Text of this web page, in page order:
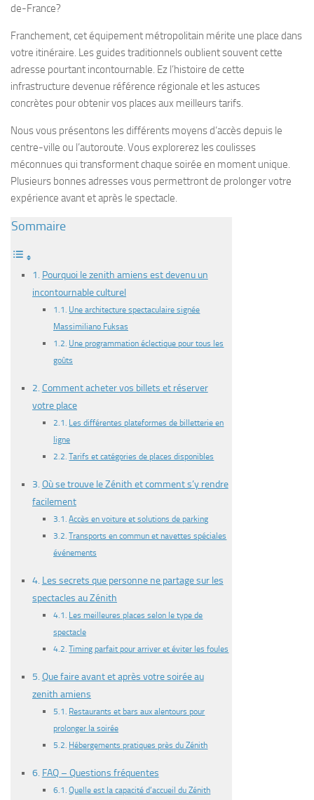
de-France?
Franchement, cet équipement métropolitain mérite une place dans
votre itinéraire. Les guides traditionnels oublient souvent cette
adresse pourtant incontournable. Ez l’histoire de cette
infrastructure devenue référence régionale et les astuces
concrètes pour obtenir vos places aux meilleurs tarifs.
Nous vous présentons les différents moyens d’accès depuis le
centre-ville ou l’autoroute. Vous explorerez les coulisses
méconnues qui transforment chaque soirée en moment unique.
Plusieurs bonnes adresses vous permettront de prolonger votre
expérience avant et après le spectacle.
Sommaire
Pourquoi le zenith amiens est devenu un
incontournable culturel
Une architecture spectaculaire signée
Massimiliano Fuksas
Une programmation éclectique pour tous les
goûts
Comment acheter vos billets et réserver
votre place
Les différentes plateformes de billetterie en
ligne
Tarifs et catégories de places disponibles
Où se trouve le Zénith et comment s’y rendre
facilement
Accès en voiture et solutions de parking
Transports en commun et navettes spéciales
événements
Les secrets que personne ne partage sur les
spectacles au Zénith
Les meilleures places selon le type de
spectacle
Timing parfait pour arriver et éviter les foules
Que faire avant et après votre soirée au
zenith amiens
Restaurants et bars aux alentours pour
prolonger la soirée
Hébergements pratiques près du Zénith
FAQ – Questions fréquentes
Quelle est la capacité d’accueil du Zénith